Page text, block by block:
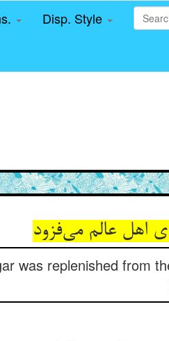
Disp. Style
was replenished from